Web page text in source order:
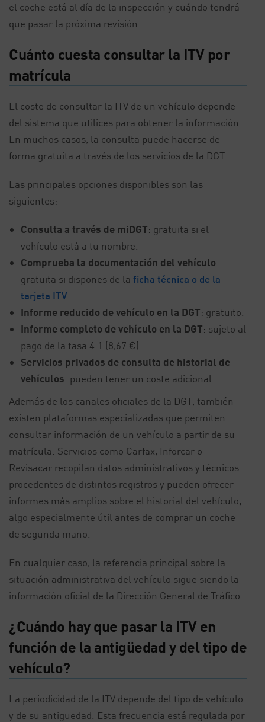
el coche está al día de la inspección y cuándo tendrá
que pasar la próxima revisión.
Cuánto cuesta consultar la ITV por
matrícula
El coste de consultar la ITV de un vehículo depende
del sistema que utilices para obtener la información.
En muchos casos, la consulta puede hacerse de
forma gratuita a través de los servicios de la DGT.
Las principales opciones disponibles son las
siguientes:
Consulta a través de miDGT: gratuita si el
vehículo está a tu nombre.
Comprueba la documentación del vehículo:
gratuita si dispones de la ficha técnica o de la
tarjeta ITV
Informe reducido de vehículo en la DGT: gratuito.
Informe completo de vehículo en la DGT: sujeto al
pago de la tasa 4.1 (8,67 €).
Servicios privados de consulta de historial de
vehículos: pueden tener un coste adicional.
Además de los canales oficiales de la DGT, también
existen plataformas especializadas que permiten
consultar información de un vehículo a partir de su
matrícula. Servicios como Carfax, Inforcar o
Revisacar recopilan datos administrativos y técnicos
procedentes de distintos registros y pueden ofrecer
informes más amplios sobre el historial del vehículo,
algo especialmente útil antes de comprar un coche
de segunda mano.
En cualquier caso, la referencia principal sobre la
situación administrativa del vehículo sigue siendo la
información oficial de la Dirección General de Tráfico.
¿Cuándo hay que pasar la ITV en
función de la antigüedad y del tipo de
vehículo?
La periodicidad de la ITV depende del tipo de vehículo
y de su antigüedad. Esta frecuencia está regulada por